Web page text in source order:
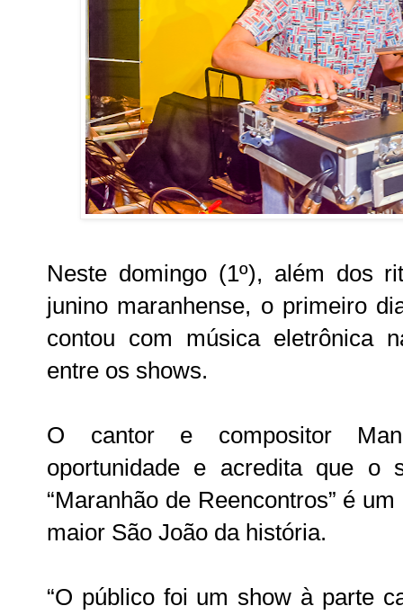
Neste domingo (1º), além dos
junino maranhense, o primeiro
contou com música eletrônica
entre os shows.
O cantor e compositor
oportunidade e acredita que o
“Maranhão de Reencontros” é
maior São João da história.
“O público foi um show à parte